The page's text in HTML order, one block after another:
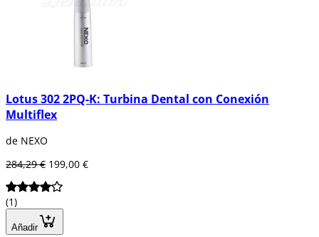
Lotus 302 2PQ-K: Turbina Dental con Conexión
Multiflex
de NEXO
284,29 € 199,00 €
(1)
Añadir